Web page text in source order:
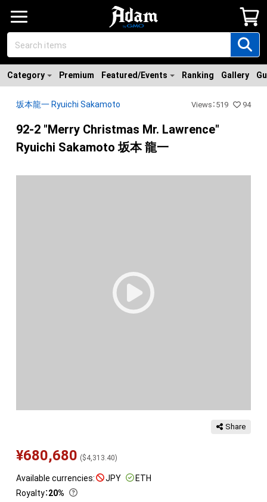
Category Premium Featured/Events Ranking Gallery
坂本龍一 Ryuichi Sakamoto Views ： 519 94
92-2 "Merry Christmas Mr. Lawrence"
Ryuichi Sakamoto 坂本 龍一
Share
¥680,680 ($4,313.40)
Available currencies: JPY
ETH
Royalty：20%